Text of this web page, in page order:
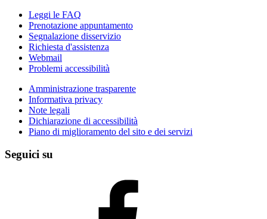
Leggi le FAQ
Prenotazione appuntamento
Segnalazione disservizio
Richiesta d'assistenza
Webmail
Problemi accessibilità
Amministrazione trasparente
Informativa privacy
Note legali
Dichiarazione di accessibilità
Piano di miglioramento del sito e dei servizi
Seguici su